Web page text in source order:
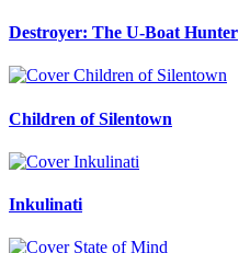
Destroyer: The U-Boat Hunter
Children of Silentown
Inkulinati